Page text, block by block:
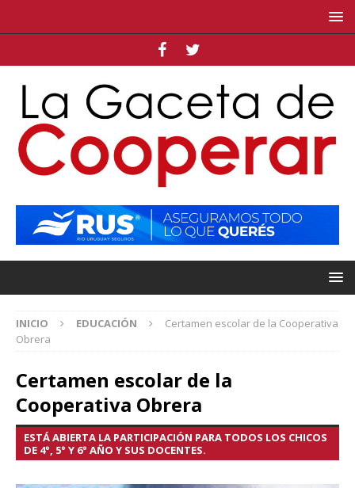
INICIO EDUCACIÓN
Certamen escolar de la Cooperativa
Obrera
Certamen escolar de la
Cooperativa Obrera
ESTÁ ABIERTA LA PARTICIPACIÓN PARA TODOS LOS CHICOS
DE 4°, 5° Y 6° AÑO Y SUS DOCENTES.